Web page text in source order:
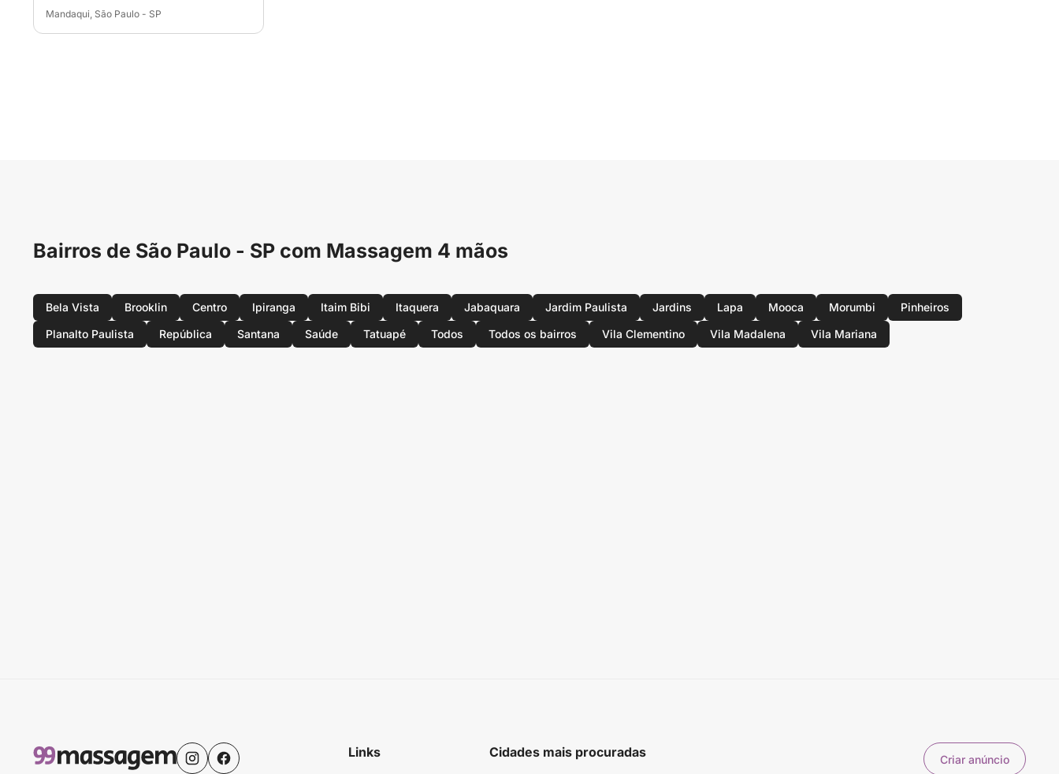
Mandaqui, São Paulo - SP
Bairros de São Paulo - SP com Massagem 4 mãos
Bela Vista Brooklin Centro Ipiranga Itaim Bibi Itaquera Jabaquara Jardim Paulista Jardins Lapa Mooca Morumbi
Pinheiros
Planalto Paulista
República Santana Saúde Tatuapé Todos Todos os bairros Vila Clementino Vila Madalena Vila Mariana
Links Cidades mais procuradas Criar anúncio